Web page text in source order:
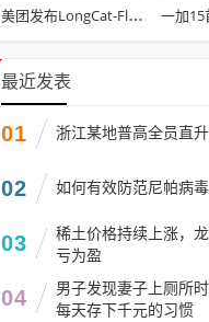
美团发布LongCat-Flash-Omni：总参数达5600亿 开源最先进水平
最近发表
01 浙江某地普高全员直
02 如何有效防范尼帕病
03
稀土价格持续上涨，
亏为盈
04
男子发现妻子上厕所时
每天存下千元的习惯